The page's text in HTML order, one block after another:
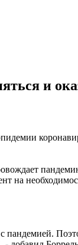
и
на
пандемией.